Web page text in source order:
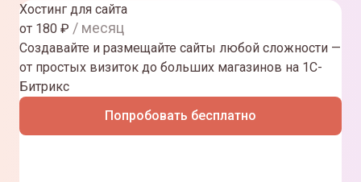
Хостинг для сайта
от 180 ₽ / месяц
Создавайте и размещайте сайты любой сложности —
от простых визиток до больших магазинов на 1С-
Битрикс
Попробовать бесплатно